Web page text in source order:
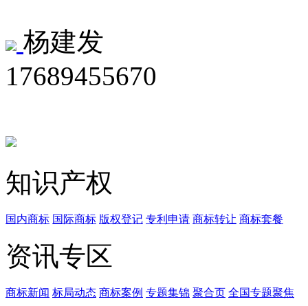
杨建发
17689455670
知识产权
国内商标 国际商标 版权登记 专利申请 商标转让 商标套餐
资讯专区
商标新闻 标局动态 商标案例 专题集锦 聚合页 全国专题聚焦